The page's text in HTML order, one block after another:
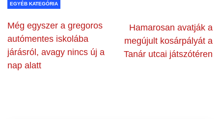
EGYÉB KATEGÓRIA
Még egyszer a gregoros
autómentes iskolába
járásról, avagy nincs új a
nap alatt
Hamarosan avatják a
megújult kosárpályát a
Tanár utcai játszótéren